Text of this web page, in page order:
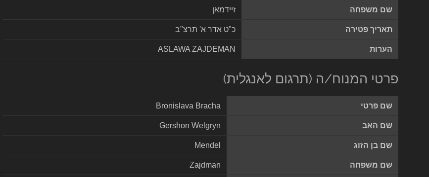
שם משפחה זיידמאן
תאריך פטירה כ"ט אדר א' תרצ"ב
הערות ASLAWA ZAJDEMAN
פרטי המנוח/ה (תרגום לאנגלית)
שם פרטי Bronislava Bracha
שם האב Gershon Welgryn
שם בן הזוג Mendel
שם משפחה Zajdman